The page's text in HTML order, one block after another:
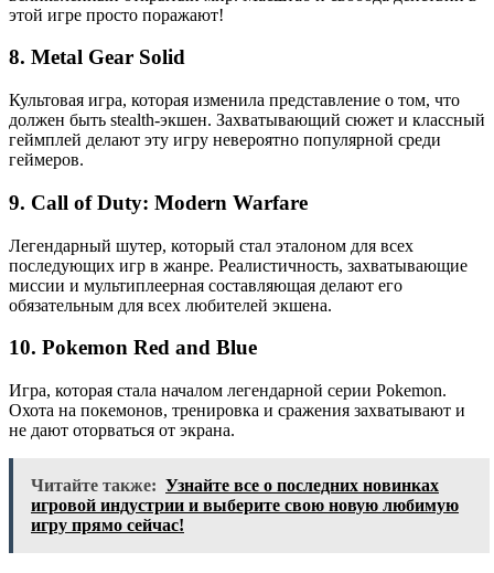
этой игре просто поражают!
8. Metal Gear Solid
Культовая игра, которая изменила представление о том, что
должен быть stealth-экшен. Захватывающий сюжет и классный
геймплей делают эту игру невероятно популярной среди
геймеров.
9. Call of Duty: Modern Warfare
Легендарный шутер, который стал эталоном для всех
последующих игр в жанре. Реалистичность, захватывающие
миссии и мультиплеерная составляющая делают его
обязательным для всех любителей экшена.
10. Pokemon Red and Blue
Игра, которая стала началом легендарной серии Pokemon.
Охота на покемонов, тренировка и сражения захватывают и
не дают оторваться от экрана.
Читайте также: Узнайте все о последних новинках
игровой индустрии и выберите свою новую любимую
игру прямо сейчас!